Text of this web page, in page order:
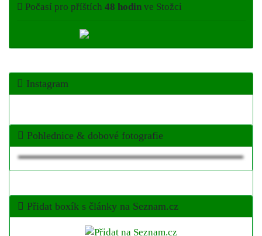
Počasí pro příštích 48 hodinve Stožci
Instagram
Pohlednice & dobové fotografie
Přidat boxík s články na Seznam.cz